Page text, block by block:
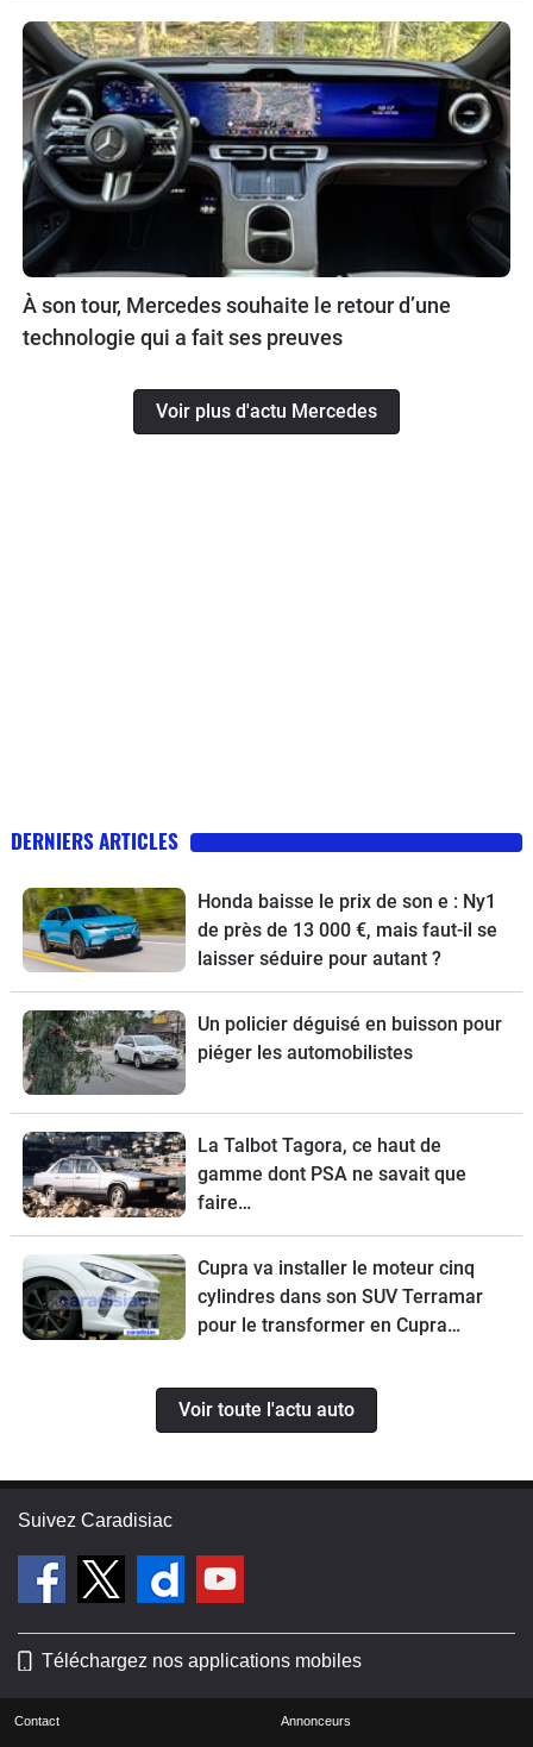
À son tour, Mercedes souhaite le retour d’une
technologie qui a fait ses preuves
Voir plus d'actu Mercedes
DERNIERS ARTICLES
Honda baisse le prix de son e : Ny1
de près de 13 000 €, mais faut-il se
laisser séduire pour autant ?
Un policier déguisé en buisson pour
piéger les automobilistes
La Talbot Tagora, ce haut de
gamme dont PSA ne savait que
faire…
Cupra va installer le moteur cinq
cylindres dans son SUV Terramar
pour le transformer en Cupra
Voir toute l'actu auto
Suivez Caradisiac
Téléchargez nos applications mobiles
Contact Annonceurs